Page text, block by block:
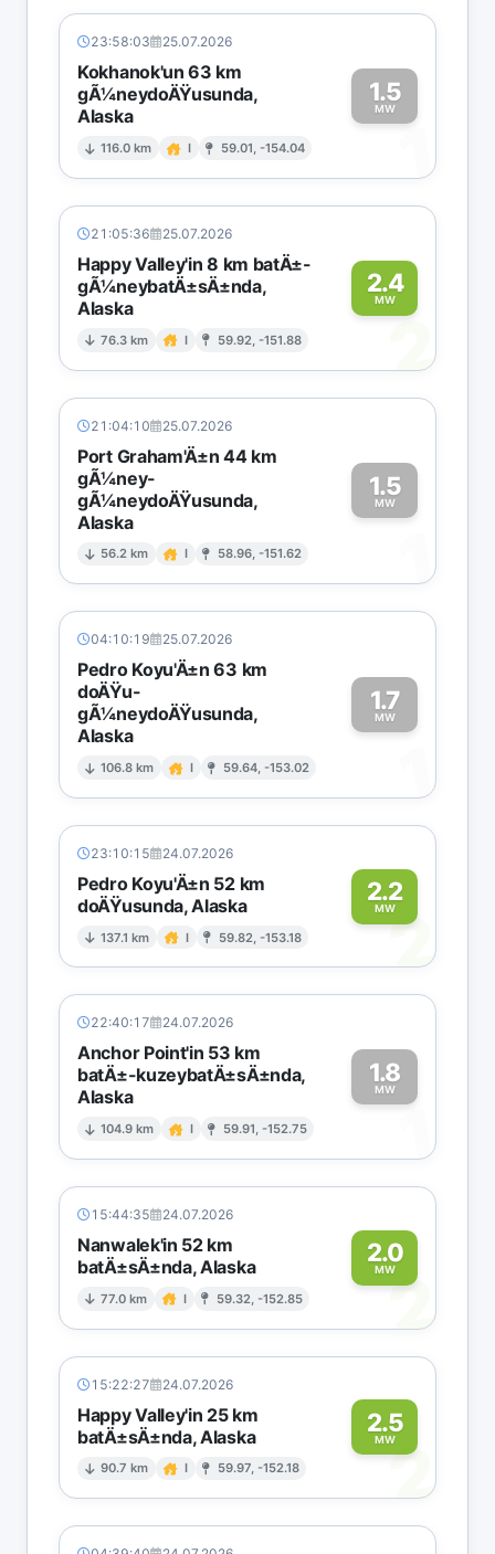
23:58:03 25.07.2026
Kokhanok'un 63 km
gÃ¼neydoÄŸusunda,
Alaska
116.0 km I 59.01, -154.04
1.5
MW
1
21:05:36 25.07.2026
Happy Valley'in 8 km batÄ±-
gÃ¼neybatÄ±sÄ±nda,
Alaska
76.3 km I 59.92, -151.88
2.4
MW
2
21:04:10 25.07.2026
Port Graham'Ä±n 44 km
gÃ¼ney-
gÃ¼neydoÄŸusunda,
Alaska
56.2 km I 58.96, -151.62
1.5
MW
1
04:10:19 25.07.2026
Pedro Koyu'Ä±n 63 km
doÄŸu-
gÃ¼neydoÄŸusunda,
Alaska
106.8 km I 59.64, -153.02
1.7
MW
1
23:10:15 24.07.2026
Pedro Koyu'Ä±n 52 km
doÄŸusunda, Alaska
137.1 km I 59.82, -153.18
2.2
MW2
22:40:17 24.07.2026
Anchor Point'in 53 km
batÄ±-kuzeybatÄ±sÄ±nda,
Alaska
104.9 km I 59.91, -152.75
1.8
MW
1
15:44:35 24.07.2026
Nanwalek'in 52 km
batÄ±sÄ±nda, Alaska
77.0 km I 59.32, -152.85
2.0
MW2
15:22:27 24.07.2026
Happy Valley'in 25 km
batÄ±sÄ±nda, Alaska
90.7 km I 59.97, -152.18
2.5
MW2